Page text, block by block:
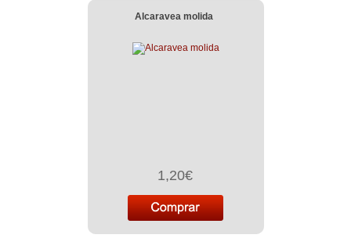
Alcaravea molida
1,20€